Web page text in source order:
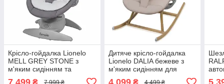
Крісло-гойдалка Lionelo
MELL GREY STONE з
м'яким сидінням та
функцією колисання для
7 999 ₴
Дитяче крісло-гойдалка
Lionelo DALIA бежеве з
м'яким сидінням для
спокійного відпочинку та
4 499 ₴